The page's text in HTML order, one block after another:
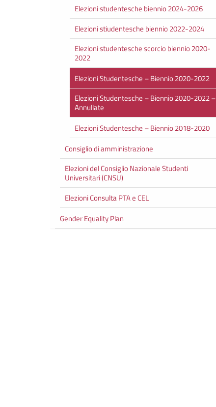
Elezioni studentesche biennio 2024-2026
Elezioni stiudentesche biennio 2022-2024
Elezioni studentesche scorcio biennio 2020-
2022
Elezioni Studentesche – Biennio 2020-2022
Elezioni Studentesche – Biennio 2020-2022 –
Annullate
Elezioni Studentesche – Biennio 2018-2020
Consiglio di amministrazione
Elezioni del Consiglio Nazionale Studenti
Universitari (CNSU)
Elezioni Consulta PTA e CEL
Gender Equality Plan